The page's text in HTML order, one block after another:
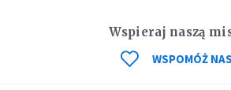
Wspieraj naszą
WSPOMÓŻ NAS